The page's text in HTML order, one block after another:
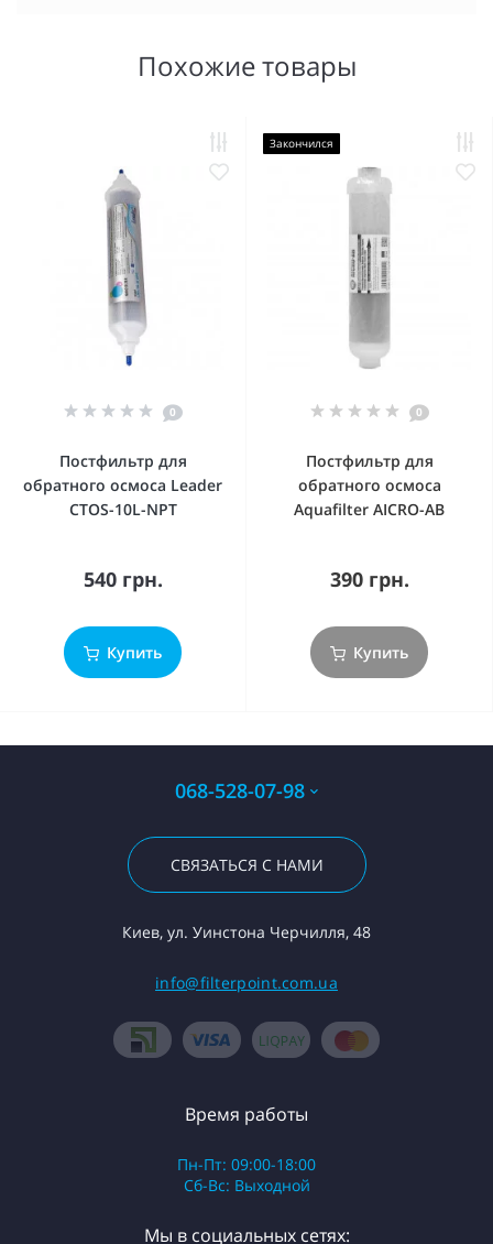
Похожие товары
0
Постфильтр для
обратного осмоса Leader
CTOS-10L-NPT
540 грн.
Купить
Закончился
0
Постфильтр для
обратного осмоса
Aquafilter AICRO-AB
390 грн.
Купить
068-528-07-98
СВЯЗАТЬСЯ С НАМИ
Киев, ул. Уинстона Черчилля, 48
info@filterpoint.com.ua
Время работы
Пн-Пт: 09:00-18:00
Сб-Вс: Выходной
Мы в социальных сетях: